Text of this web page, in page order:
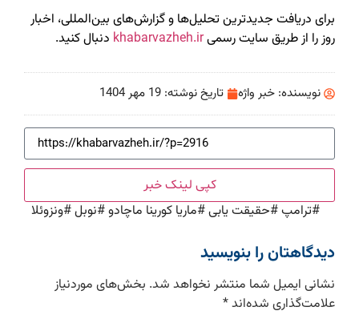
برای دریافت جدیدترین تحلیل‌ها و گزارش‌های بین‌المللی، اخبار
روز را از طریق سایت رسمیkhabarvazheh.ir دنبال کنید.
نویسنده: خبر واژه تاریخ نوشته: 19 مهر 1404
کپی لینک خبر
#ترامپ#حقیقت یابی#ماریا کورینا ماچادو#نوبل#ونزوئلا
دیدگاهتان را بنویسید
نشانی ایمیل شما منتشر نخواهد شد. بخش‌های موردنیاز
علامت‌گذاری شده‌اند*